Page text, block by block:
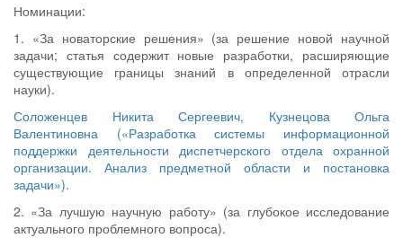
Номинации:
1. «За новаторские решения» (за решение новой научной
задачи; статья содержит новые разработки, расширяющие
существующие границы знаний в определенной отрасли
науки).
Соложенцев Никита Сергеевич, Кузнецова Ольга
Валентиновна («Разработка системы информационной
поддержки деятельности диспетчерского отдела охранной
организации. Анализ предметной области и постановка
задачи»).
2. «За лучшую научную работу» (за глубокое исследование
актуального проблемного вопроса).